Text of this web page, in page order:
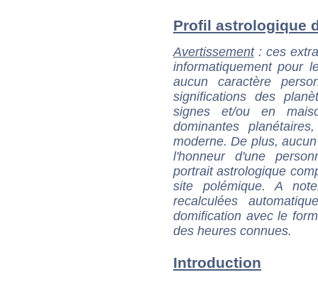
Profil astrologique
Avertissement: ces
informatiquement pour
aucun caractère
significations des
signes et/ou en
dominantes
moderne. De plus,
l'honneur d'une
portrait astrologique
site polémique. A
recalculées
domification avec le
des heures connues.
Introduction